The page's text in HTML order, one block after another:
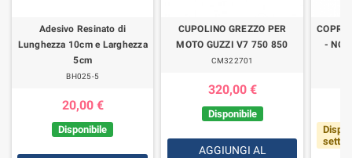
Adesivo Resinato di
Lunghezza 10cm e Larghezza
5cm
BH025-5
20,00 €
Disponibile
CUPOLINO GREZZO PER
MOTO GUZZI V7 750 850
CM322701
320,00 €
Disponibile
AGGIUNGI AL
-